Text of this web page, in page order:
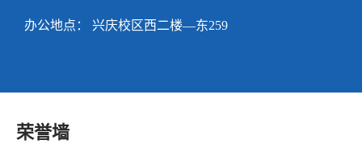
办公地点： 兴庆校区西二楼—东259
荣誉墙